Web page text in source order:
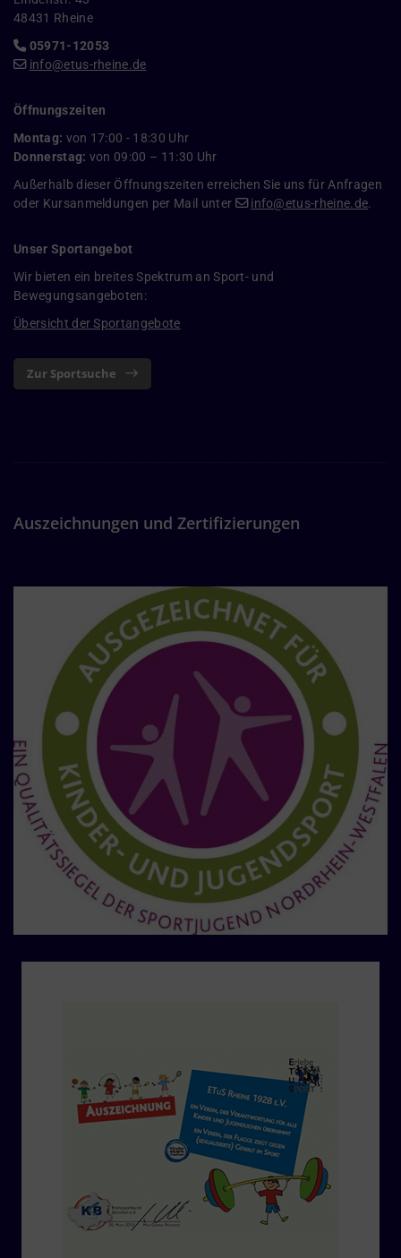
48431 Rheine
05971-12053
info@etus-rheine.de
Öffnungszeiten
Montag: von 17:00 - 18:30 Uhr
Donnerstag: von 09:00 – 11:30 Uhr
Außerhalb dieser Öffnungszeiten erreichen Sie uns für Anfragen
oder Kursanmeldungen per Mail unter
info@etus-rheine.de.
Unser Sportangebot
Wir bieten ein breites Spektrum an Sport- und
Bewegungsangeboten:
Übersicht der Sportangebote
Zur Sportsuche
Auszeichnungen und Zertifizierungen